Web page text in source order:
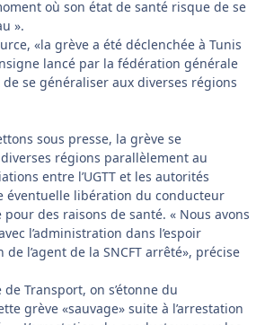
où son état de santé risque de se
».
«la grève a été déclenchée à Tunis
lancé par la fédération générale
se généraliser aux diverses régions
sous presse, la grève se
régions parallèlement au
entre l’UGTT et les autorités
éventuelle libération du conducteur
des raisons de santé. « Nous avons
l’administration dans l’espoir
l’agent de la SNCFT arrêté», précise
Transport, on s’étonne du
grève «sauvage» suite à l’arrestation